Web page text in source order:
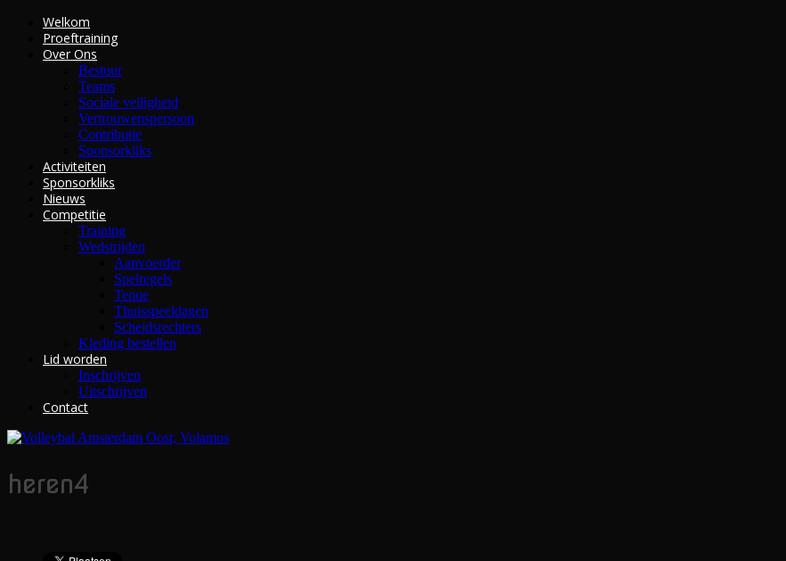
Welkom
Proeftraining
Over Ons
Bestuur
Teams
Sociale veiligheid
Vertrouwenspersoon
Contributie
Sponsorkliks
Activiteiten
Sponsorkliks
Nieuws
Competitie
Training
Wedstrijden
Aanvoerder
Spelregels
Tenue
Thuisspeeldagen
Scheidsrechters
Kleding bestellen
Lid worden
Inschrijven
Uitschrijven
Contact
heren4